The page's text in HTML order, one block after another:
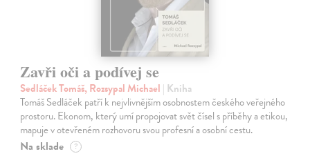
Zavři oči a podívej se
Sedláček Tomáš, Rozsypal Michael | Kniha
Tomáš Sedláček patří k nejvlivnějším osobnostem českého veřejného
prostoru. Ekonom, který umí propojovat svět čísel s příběhy a etikou,
mapuje v otevřeném rozhovoru svou profesní a osobní cestu.
Na sklade ?